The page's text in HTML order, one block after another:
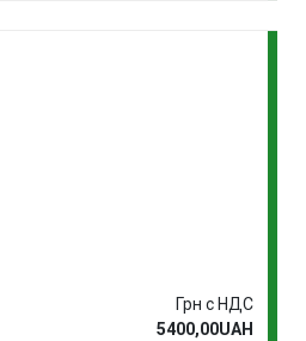
Грн с НДС
5400,00UAH